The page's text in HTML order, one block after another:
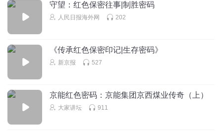
守望：红色保密往事|制胜密码
人民日报海外网 202
《传承红色保密印记|生存密码》
新京报 527
京能红色密码：京能集团京西煤业传奇（上）
大家讲坛 911